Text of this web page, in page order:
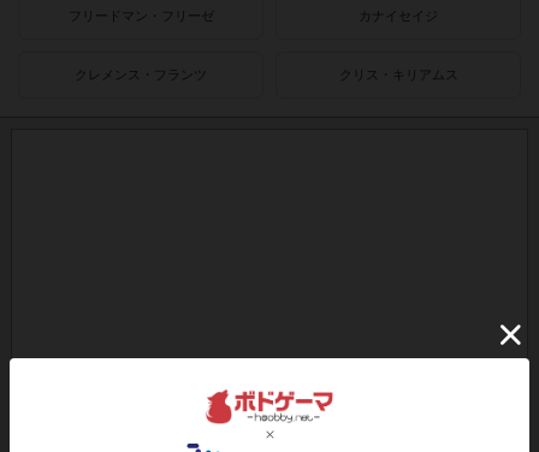
フリードマン・フリーゼ カナイセイジ
クレメンス・フランツ クリス・キリアムス